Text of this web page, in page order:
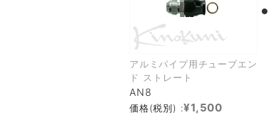
アルミパイプ用チューブエン
ド ストレート
AN8
価格(税別) :¥1,500